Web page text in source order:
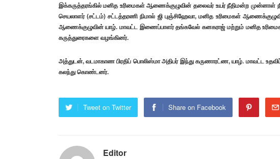
இக்கருத்தரங்கில் மனித உரிமைகள் ஆணைக்குழுவின் தலைவர் உயர் நீதிமன்ற முன்னாள்
செயலாளர் (சட்டம்) சட்டத்தரணி நிமால் ஜி புஞ்சிஹேவா, மனித உரிமைகள்
ஆணைக்குழுவின் யாழ். மாவட்ட இணைப்பாளர் தங்கவேல் கனகராஜ் மற்றும் மனித
கருத்துரைகளை வழங்கினர்.
அத்துடன், வடமாகாண பிரதிப் பொலிஸ்மா அதிபர் இந்து கருணாரட்ண, யாழ். மாவட்ட
கலந்து கொண்டனர்.
Tweet on Twitter Share on Facebook
Editor